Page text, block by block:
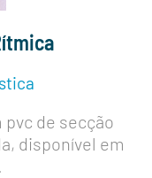
pvc de secção
disponível em